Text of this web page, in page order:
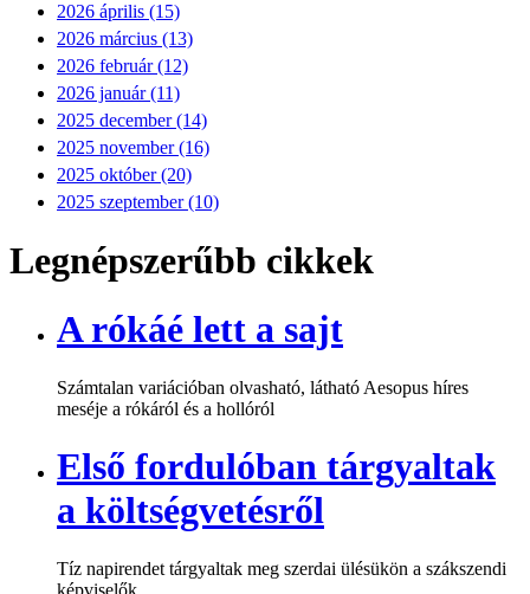
2026 április (15)
2026 március (13)
2026 február (12)
2026 január (11)
2025 december (14)
2025 november (16)
2025 október (20)
2025 szeptember (10)
Legnépszerűbb cikkek
A rókáé lett a sajt
Számtalan variációban olvasható, látható Aesopus híres
meséje a rókáról és a hollóról
Első fordulóban tárgyaltak
a költségvetésről
Tíz napirendet tárgyaltak meg szerdai ülésükön a szákszendi
képviselők